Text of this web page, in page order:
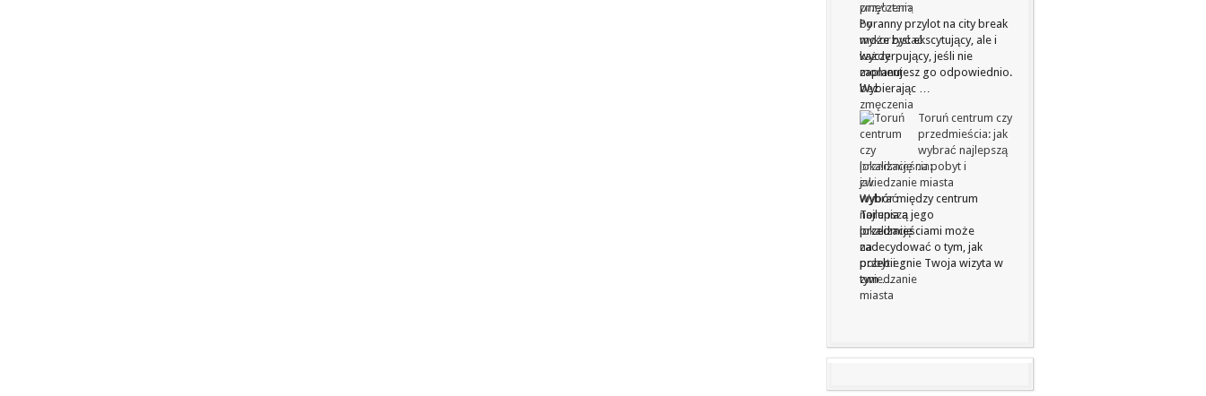
zmęczenia
Poranny przylot na city break
może być ekscytujący, ale i
wyczerpujący, jeśli nie
zaplanujesz go odpowiednio.
Wybierając …
Toruń centrum czy
przedmieścia: jak
wybrać najlepszą
lokalizację na pobyt i
zwiedzanie miasta
Wybór między centrum
Torunia a jego
przedmieściami może
zadecydować o tym, jak
przebiegnie Twoja wizyta w
tym …